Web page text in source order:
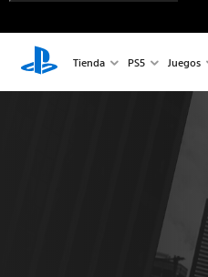
Tienda PS5 Juegos